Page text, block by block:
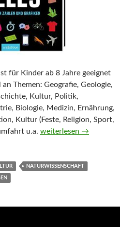
für Kinder ab 8 Jahre geeignet
Themen: Geografie, Geologie,
Kultur, Politik,
Biologie, Medizin, Ernährung,
Kultur (Feste, Religion, Sport,
u.a. Atlas über einfach alles
weiterlesen →
NATURWISSENSCHAFT